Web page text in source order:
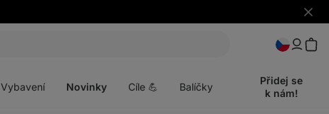
Skrýt
Vybavení Novinky Cíle 💪 Balíčky
Přidej se
k nám!